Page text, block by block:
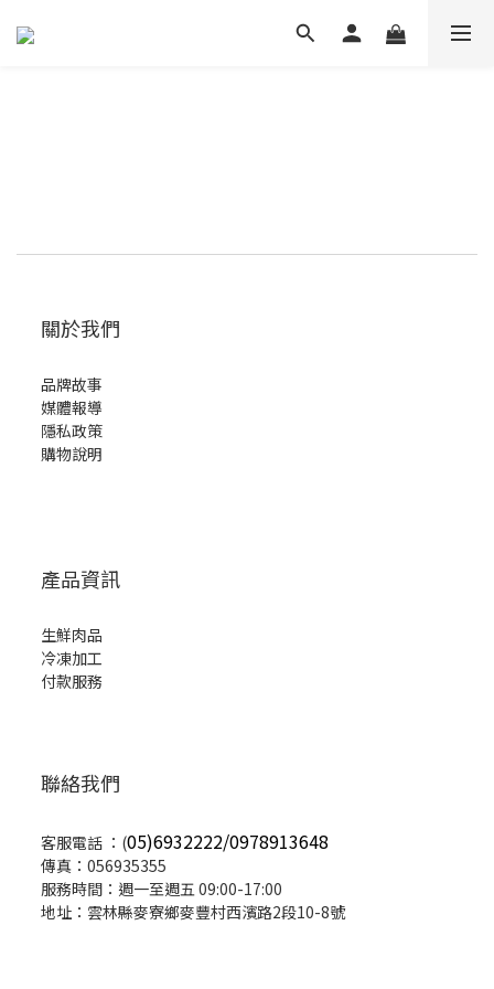
關於我們
品牌故事
媒體報導
隱私政策
購物說明
產品資訊
生鮮肉品
冷凍加工
付款服務
聯絡我們
客服電話 ：(05)6932222/0978913648
傳真：056935355
服務時間：週一至週五 09:00-17:00
地址：雲林縣麥寮鄉麥豐村西濱路2段10-8號